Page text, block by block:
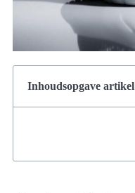
Inhoudsopgave artikel